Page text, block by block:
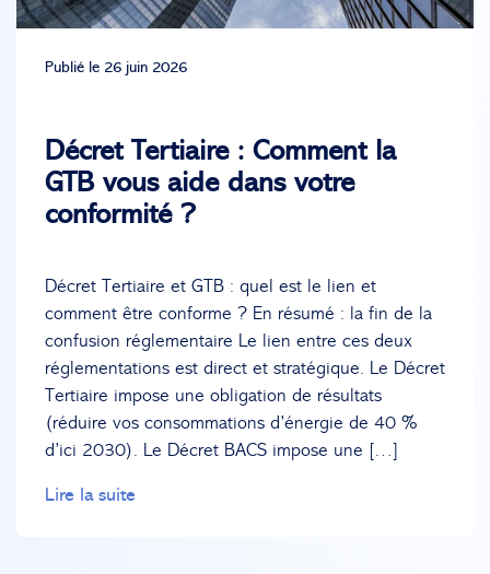
Publié le 26 juin 2026
Décret Tertiaire : Comment la
GTB vous aide dans votre
conformité ?
Décret Tertiaire et GTB : quel est le lien et
comment être conforme ? En résumé : la fin de la
confusion réglementaire Le lien entre ces deux
réglementations est direct et stratégique. Le Décret
Tertiaire impose une obligation de résultats
(réduire vos consommations d’énergie de 40 %
d’ici 2030). Le Décret BACS impose une […]
Lire la suite